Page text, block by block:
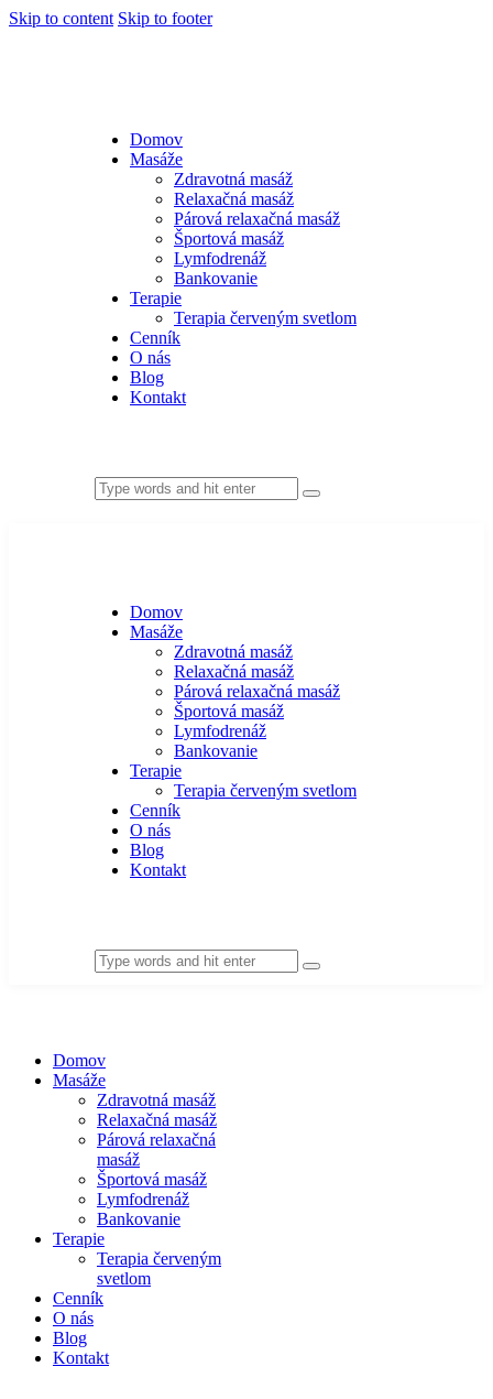
Skip to content Skip to footer
Domov
Masáže
Zdravotná masáž
Relaxačná masáž
Párová relaxačná masáž
Športová masáž
Lymfodrenáž
Bankovanie
Terapie
Terapia červeným svetlom
Cenník
O nás
Blog
Kontakt
Domov
Masáže
Zdravotná masáž
Relaxačná masáž
Párová relaxačná masáž
Športová masáž
Lymfodrenáž
Bankovanie
Terapie
Terapia červeným svetlom
Cenník
O nás
Blog
Kontakt
Domov
Masáže
Zdravotná masáž
Relaxačná masáž
Párová relaxačná
masáž
Športová masáž
Lymfodrenáž
Bankovanie
Terapie
Terapia červeným
svetlom
Cenník
O nás
Blog
Kontakt